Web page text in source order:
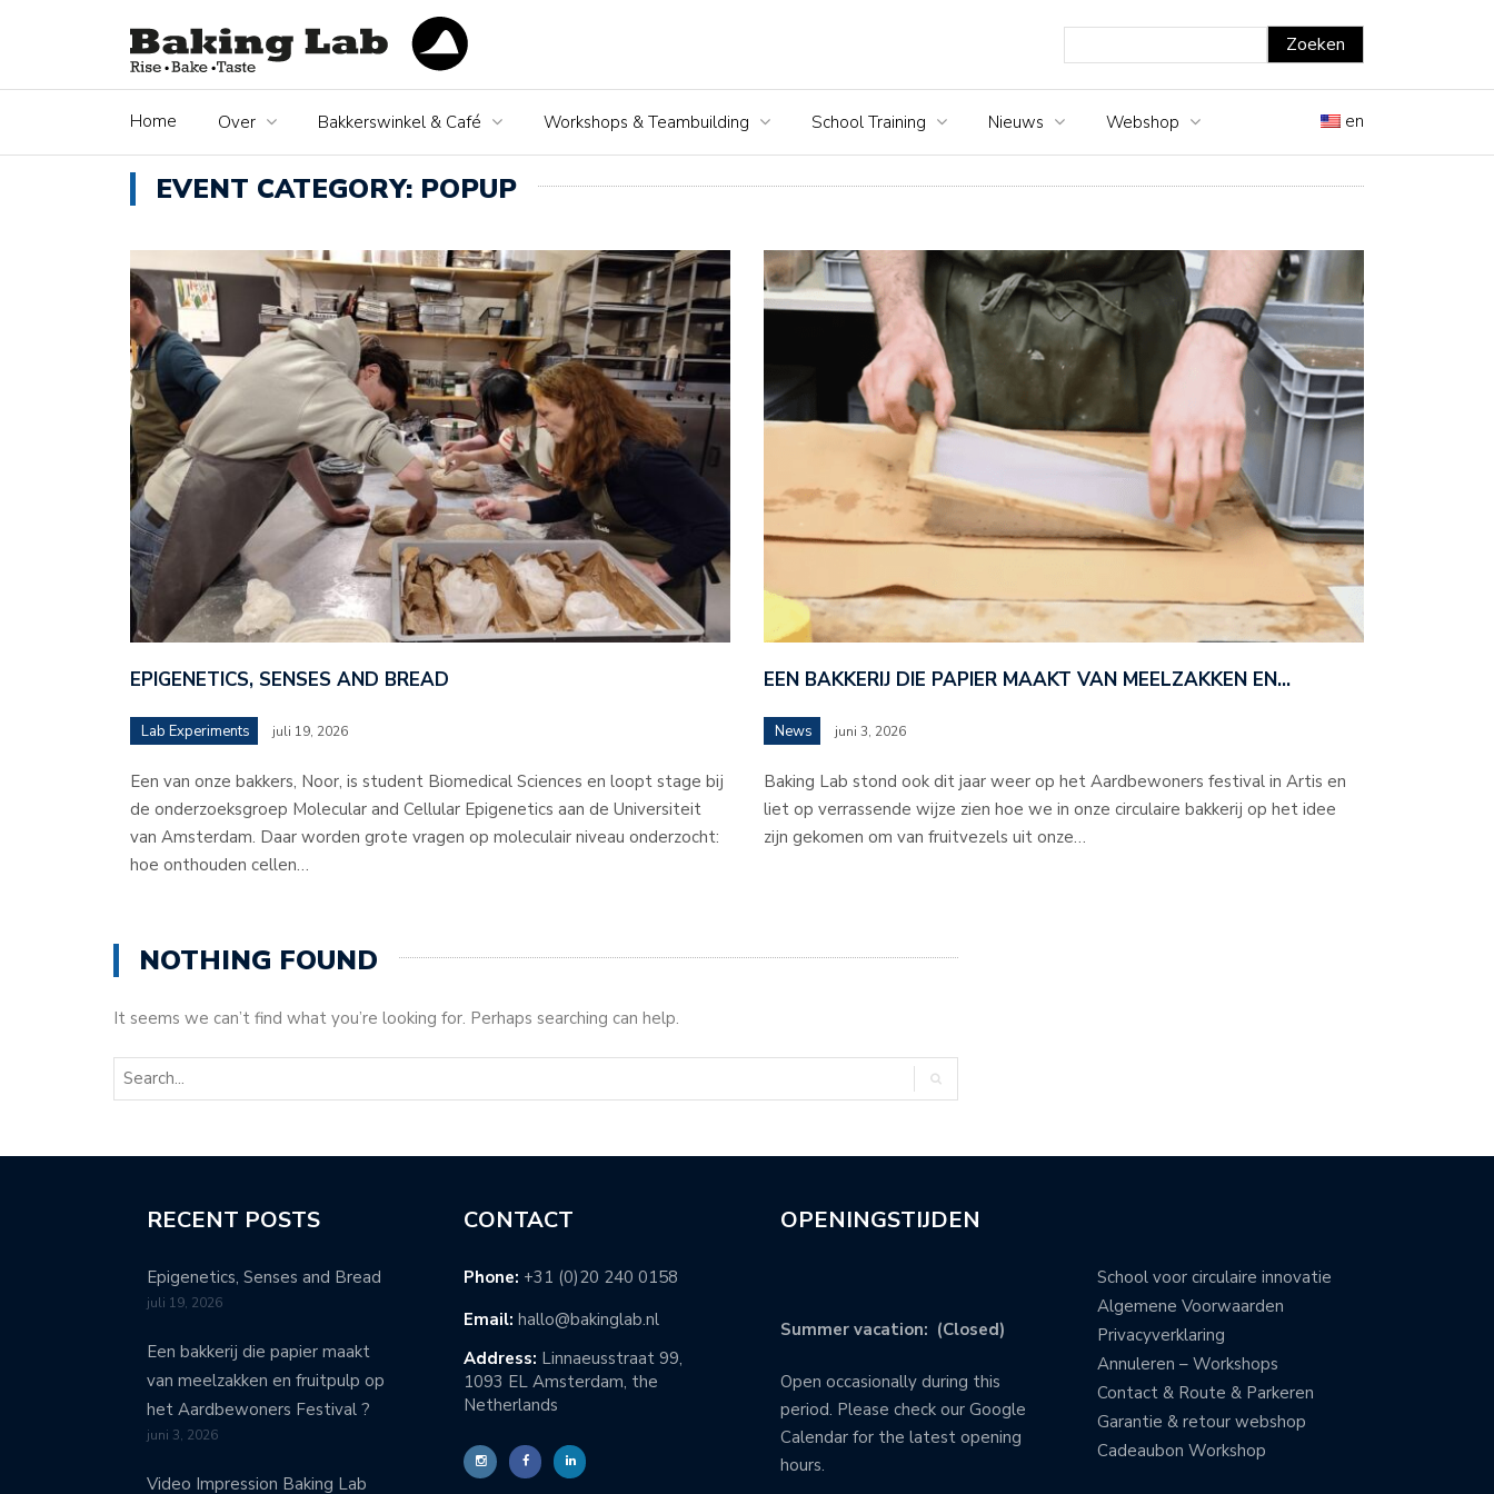
en
Home Over Bakkerswinkel & Café Workshops & Teambuilding School Training Nieuws Webshop
EVENT CATEGORY: POPUP
EPIGENETICS, SENSES AND BREAD
Lab Experiments juli 19, 2026
Een van onze bakkers, Noor, is student Biomedical Sciences en loopt stage bij
de onderzoeksgroep Molecular and Cellular Epigenetics aan de Universiteit
van Amsterdam. Daar worden grote vragen op moleculair niveau onderzocht:
hoe onthouden cellen…
EEN BAKKERIJ DIE PAPIER MAAKT VAN MEELZAKKEN EN…
News juni 3, 2026
Baking Lab stond ook dit jaar weer op het Aardbewoners festival in Artis en
liet op verrassende wijze zien hoe we in onze circulaire bakkerij op het idee
zijn gekomen om van fruitvezels uit onze…
NOTHING FOUND
It seems we can’t find what you’re looking for. Perhaps searching can help.
RECENT POSTS
Epigenetics, Senses and Bread
juli 19, 2026
Een bakkerij die papier maakt
van meelzakken en fruitpulp op
het Aardbewoners Festival ?
juni 3, 2026
Video Impression Baking Lab
CONTACT
Phone: +31 (0)20 240 0158
Email: hallo@bakinglab.nl
Address: Linnaeusstraat 99,
1093 EL Amsterdam, the
Netherlands
OPENINGSTIJDEN
Summer vacation: (Closed)
Open occasionally during this
period. Please check our Google
Calendar for the latest opening
hours.
School voor circulaire innovatie
Algemene Voorwaarden
Privacyverklaring
Annuleren – Workshops
Contact & Route & Parkeren
Garantie & retour webshop
Cadeaubon Workshop